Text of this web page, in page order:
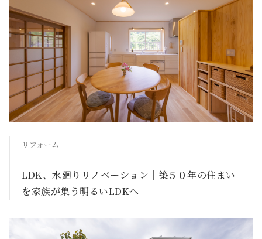
リフォーム
LDK、水廻りリノベーション｜築５０年の住まい
を家族が集う明るいLDKへ